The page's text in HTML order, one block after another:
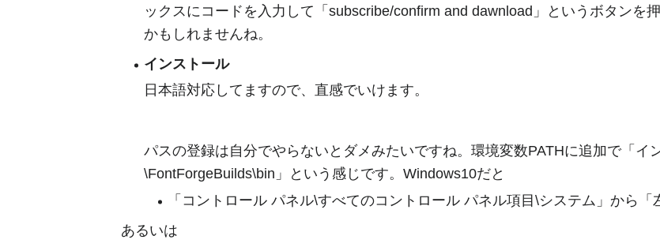
ックスにコードを入力して「subscribe/confirm and dawnload」というボタンを
かもしれませんね。
インストール
日本語対応してますので、直感でいけます。
パスの登録は自分でやらないとダメみたいですね。環境変数PATHに追加で「イ
\FontForgeBuilds\bin」という感じです。Windows10だと
「コントロール パネル\すべてのコントロール パネル項目\システム」から「
あるいは